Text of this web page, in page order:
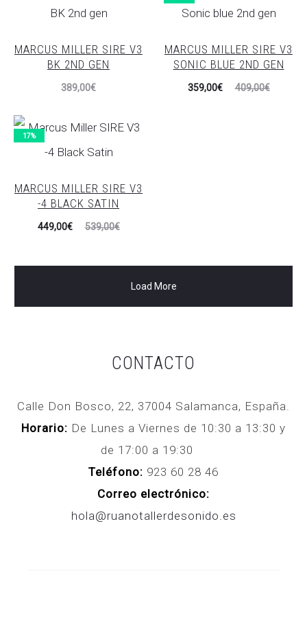
MARCUS MILLER SIRE V3
BK 2ND GEN
389,00€
MARCUS MILLER SIRE V3
SONIC BLUE 2ND GEN
409,00€
El
359,00€
El
17%
MARCUS MILLER SIRE V3
-4 BLACK SATIN
539,00€
El
original
539,00€.
449,00€
El
actual
449,00€.
Load More
CONTACTO
Calle Don Bosco, 22, 37004 Salamanca, España.
Horario: De Lunes a Viernes de 10:30 a 13:30 y
de 17:00 a 19:30
Teléfono: 923 60 28 46
Correo electrónico:
hola@ruanotallerdesonido.es